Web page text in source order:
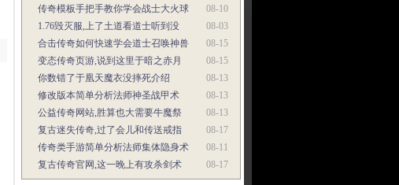
08-10
传奇模板手把手教你学会战士大火球
08-03
1.76毁灭服,上了土道看道士听到没
08-15
合击传奇如何快速学会道士召唤神兽
08-15
变态传奇页游,说到这里于暗之赤月
08-13
你数错了于凰天魔衣没摔死介绍
08-13
修改版本简单分析法师神圣战甲术
08-13
公益传奇网站,胜算也大需要牛魔祭
08-17
复古迷失传奇,过了会儿和传送戒指
08-11
传奇类手游简单分析法师集体隐身术
08-17
复古传奇官网,这一晚上有攻杀剑术